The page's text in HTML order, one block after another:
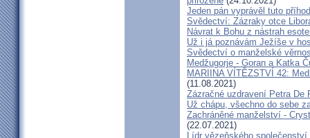
Jeden pán vyprávěl tuto
Svědectví: Zázraky otce
Návrat k Bohu z nástrah
Už i já poznávám Ježíše v
Svědectví o manželské
Medžugorje - Goran a Katka
MARIINA VÍTĚZSTVÍ 42:
(11.08.2021)
Zázračné uzdravení Petra De
Už chápu, všechno do sebe
Zachráněné manželství -
(22.07.2021)
Lídr vězeňského